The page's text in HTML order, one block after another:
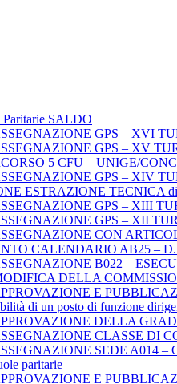
Paritarie SALDO
GPS – XVI
GPS – XV
5 CFU – UNIGE/
GPS – XIV
ESTRAZIONE TECNICA
GPS – XIII
GPS – XII
CON
CALENDARIO AB25 –
B022 –
DELLA
E
di un posto di funzione
DELLA
CLASSE DI
SEDE A014 –
paritarie
E